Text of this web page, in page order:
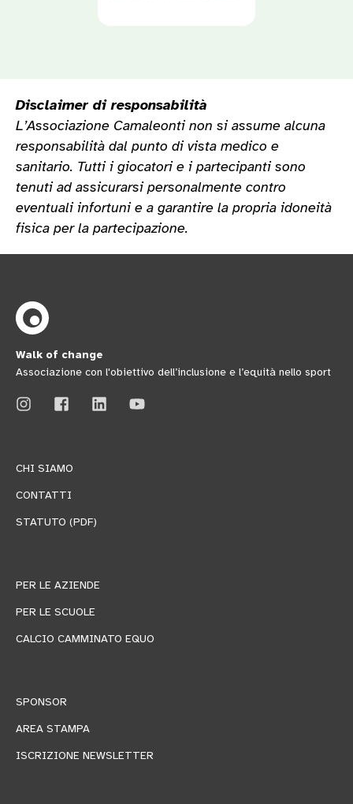
Disclaimer di responsabilità
L’Associazione Camaleonti non si assume alcuna
responsabilità dal punto di vista medico e
sanitario. Tutti i giocatori e i partecipanti sono
tenuti ad assicurarsi personalmente contro
eventuali infortuni e a garantire la propria idoneità
fisica per la partecipazione.
Walk of change
Associazione con l'obiettivo dell’inclusione e l’equità nello sport
CHI SIAMO
CONTATTI
STATUTO (PDF)
PER LE AZIENDE
PER LE SCUOLE
CALCIO CAMMINATO EQUO
SPONSOR
AREA STAMPA
ISCRIZIONE NEWSLETTER